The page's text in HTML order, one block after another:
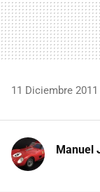
11 Diciembre 2011
Manuel